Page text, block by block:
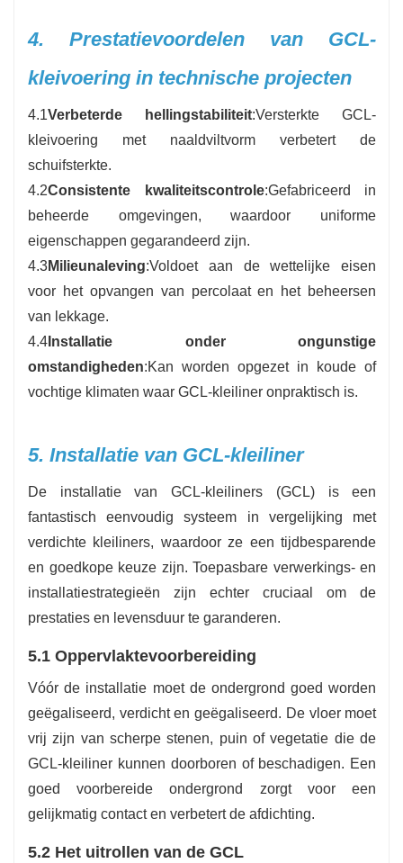
4. Prestatievoordelen van GCL-
kleivoering in technische projecten
4.1Verbeterde hellingstabiliteit:Versterkte GCL-
kleivoering met naaldviltvorm verbetert de
schuifsterkte.
4.2Consistente kwaliteitscontrole:Gefabriceerd in
beheerde omgevingen, waardoor uniforme
eigenschappen gegarandeerd zijn.
4.3Milieunaleving:Voldoet aan de wettelijke eisen
voor het opvangen van percolaat en het beheersen
van lekkage.
4.4 Installatie onder ongunstige
omstandigheden:Kan worden opgezet in koude of
vochtige klimaten waar GCL-kleiliner onpraktisch is.
5. Installatie van GCL-kleiliner
De installatie van GCL-kleiliners (GCL) is een
fantastisch eenvoudig systeem in vergelijking met
verdichte kleiliners, waardoor ze een tijdbesparende
en goedkope keuze zijn. Toepasbare verwerkings- en
installatiestrategieën zijn echter cruciaal om de
prestaties en levensduur te garanderen.
5.1 Oppervlaktevoorbereiding
Vóór de installatie moet de ondergrond goed worden
geëgaliseerd, verdicht en geëgaliseerd. De vloer moet
vrij zijn van scherpe stenen, puin of vegetatie die de
GCL-kleiliner kunnen doorboren of beschadigen. Een
goed voorbereide ondergrond zorgt voor een
gelijkmatig contact en verbetert de afdichting.
5.2 Het uitrollen van de GCL